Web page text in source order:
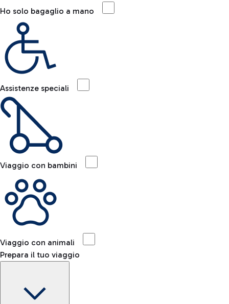
Ho solo bagaglio a mano
Assistenze speciali
Viaggio con bambini
Viaggio con animali
Prepara il tuo viaggio